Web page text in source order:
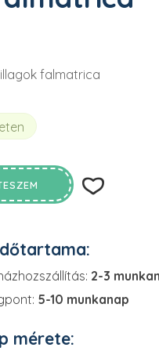
falmatrica
2-3
5-10 munkanap
mérete: